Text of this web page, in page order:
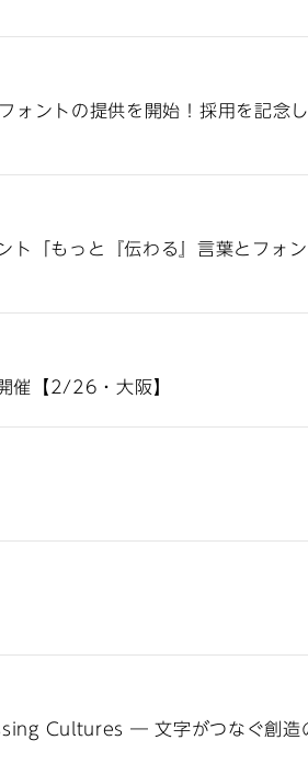
ントの提供を開始！採用を記念
「もっと『伝わる』言葉とフォ
催【2/26・大阪】
Cultures ― 文字がつなぐ創造